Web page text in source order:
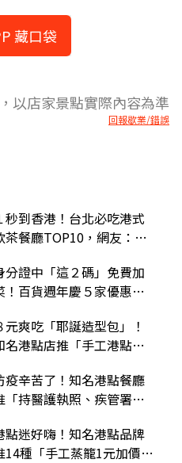
藏口袋
以店家景點實際內容為準
回報歇業/錯誤
秒到香港！台北必吃港式
茶餐廳TOP10，網友：第
分證中「這２碼」免費加
！百貨週年慶５家優惠，
元爽吃「耶誕造型包」！
名港點店推「手工港點禮
疫辛苦了！知名港點餐廳
「持醫護執照、疾管署工
點迷好嗨！知名港點品牌
14種「手工蒸籠1元加價